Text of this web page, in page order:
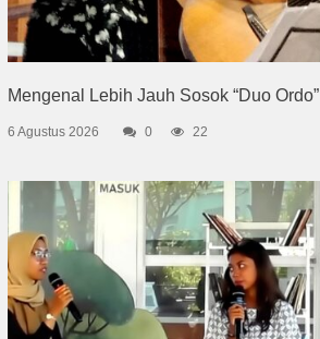
Mengenal Lebih Jauh Sosok “Duo Ordo”
6 Agustus 2026 0 22